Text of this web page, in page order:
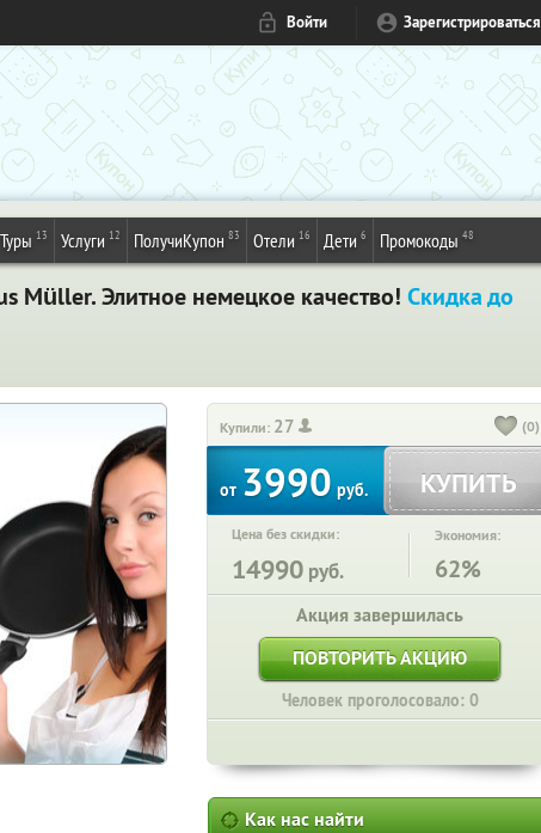
Войти Зарегистрироваться
Туры 13 Услуги 12 ПолучиКупон 83 Отели 16 Дети 6 Промокоды 48
Müller. Элитное немецкое качество! Скидка до
Купили: 27 (0)
от 3990 руб. КУПИТЬ
Цена без скидки:
14990 руб.
Экономия:
62%
Акция завершилась
ПОВТОРИТЬ АКЦИЮ
Человек проголосовало: 0
Как нас найти